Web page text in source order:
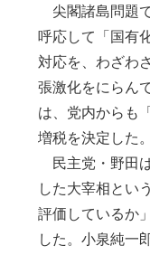
尖閣諸島問題
呼応して「国有
対応を、わざわ
張激化をにらん
は、党内からも
増税を決定した。
民主党・野田
した大宰相とい
評価しているか
した。小泉純一